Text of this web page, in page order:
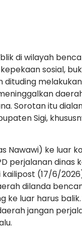
di wilayah
sosial,
dituding
Sorotan itu
Sigi,
Nawawi) ke luar
perjalanan dinas
(17/6/
dilanda
luar harus balik.
jangan